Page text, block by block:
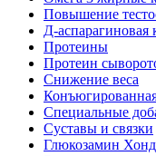
Повышение
Д-
Протеины
Протеин
Снижение веса
Специальные
Суставы и связки
Глюкозамин